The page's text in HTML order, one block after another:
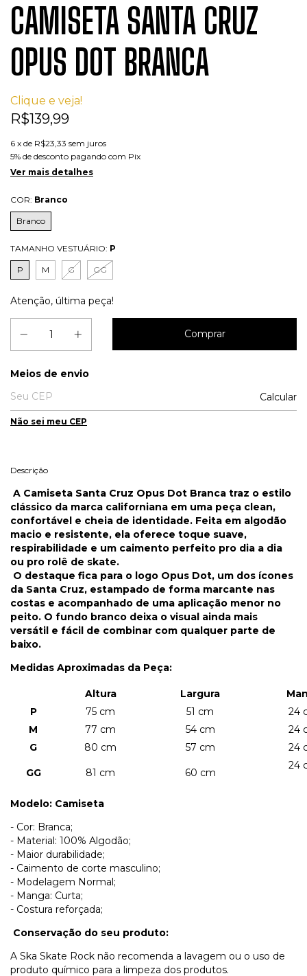
CAMISETA SANTA CRUZ
OPUS DOT BRANCA
Clique e veja!
R$139,99
6 x de R$23,33 sem juros
5% de desconto pagando com Pix
Ver mais detalhes
COR: Branco
Branco
TAMANHO VESTUÁRIO: P
P M G GG
Atenção, última peça!
Entregas para o CEP:
Meios de envio
Calcular
Não sei meu CEP
Descrição
A Camiseta Santa Cruz Opus Dot Branca traz o estilo
clássico da marca californiana em uma peça clean,
confortável e cheia de identidade. Feita em algodão
macio e resistente, ela oferece toque suave,
respirabilidade e um caimento perfeito pro dia a dia
ou pro rolê de skate.
O destaque fica para o logo Opus Dot, um dos ícones
da Santa Cruz, estampado de forma marcante nas
costas e acompanhado de uma aplicação menor no
peito. O fundo branco deixa o visual ainda mais
versátil e fácil de combinar com qualquer parte de
baixo.
Medidas Aproximadas da Peça:
Altura Largura
P
75 cm 51 cm
24
M
77 cm 54 cm
24
G
80 cm 57 cm 24
GG 81 cm 60 cm
24
Modelo: Camiseta
- Cor: Branca;
- Material: 100% Algodão;
- Maior durabilidade;
- Caimento de corte masculino;
- Modelagem Normal;
- Manga: Curta;
- Costura reforçada;
Conservação do seu produto:
A Ska Skate Rock não recomenda a lavagem ou o uso de
produto químico para a limpeza dos produtos.